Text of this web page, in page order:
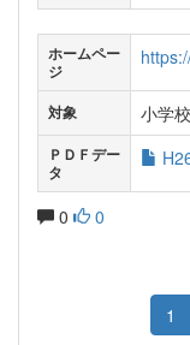
ホームペー
ジ
対象 小学校
ＰＤＦデー
タ
0 0
1